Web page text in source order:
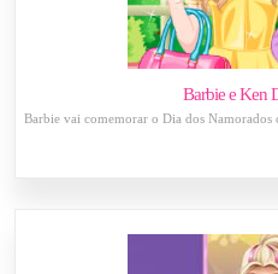
Barbie e Ken
Barbie vai comemorar o Dia dos Namorados